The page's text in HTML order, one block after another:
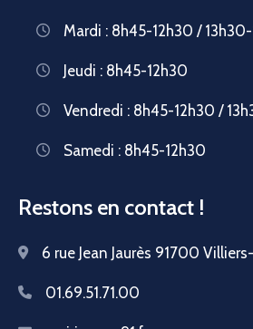
Mardi : 8h45-12h30 /
Jeudi : 8h45-12h30
Vendredi : 8h45-12h30 /
Samedi : 8h45-12h30
Restons en contact !
6 rue Jean Jaurès 91700
01.69.51.71.00